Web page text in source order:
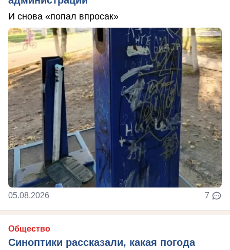
И снова «попал впросак»
05.08.2026 7
Общество
Синоптики рассказали, какая погода